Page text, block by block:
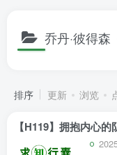
乔丹·彼得森
排序 更新 浏览
【H119】拥抱内心